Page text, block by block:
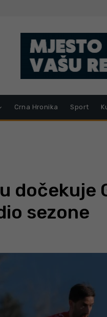
Crna Hronika Sport
dočekuje
sezone